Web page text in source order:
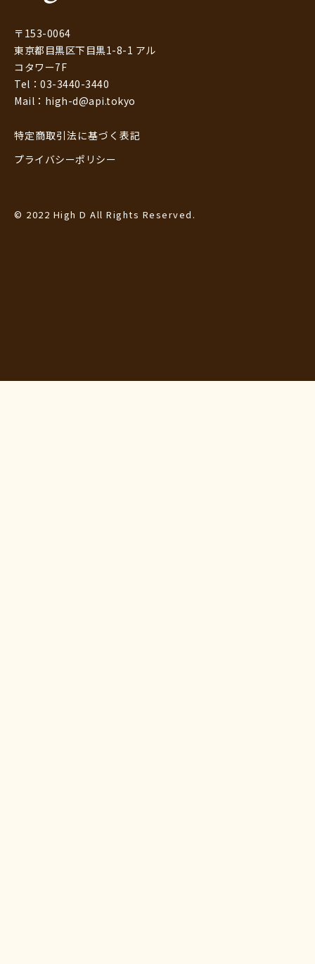
〒153-0064
東京都目黒区下目黒1-8-1 アル
コタワー7F
Tel：03-3440-3440
Mail：high-d@api.tokyo
特定商取引法に基づく表記
プライバシーポリシー
© 2022 High D All Rights Reserved.